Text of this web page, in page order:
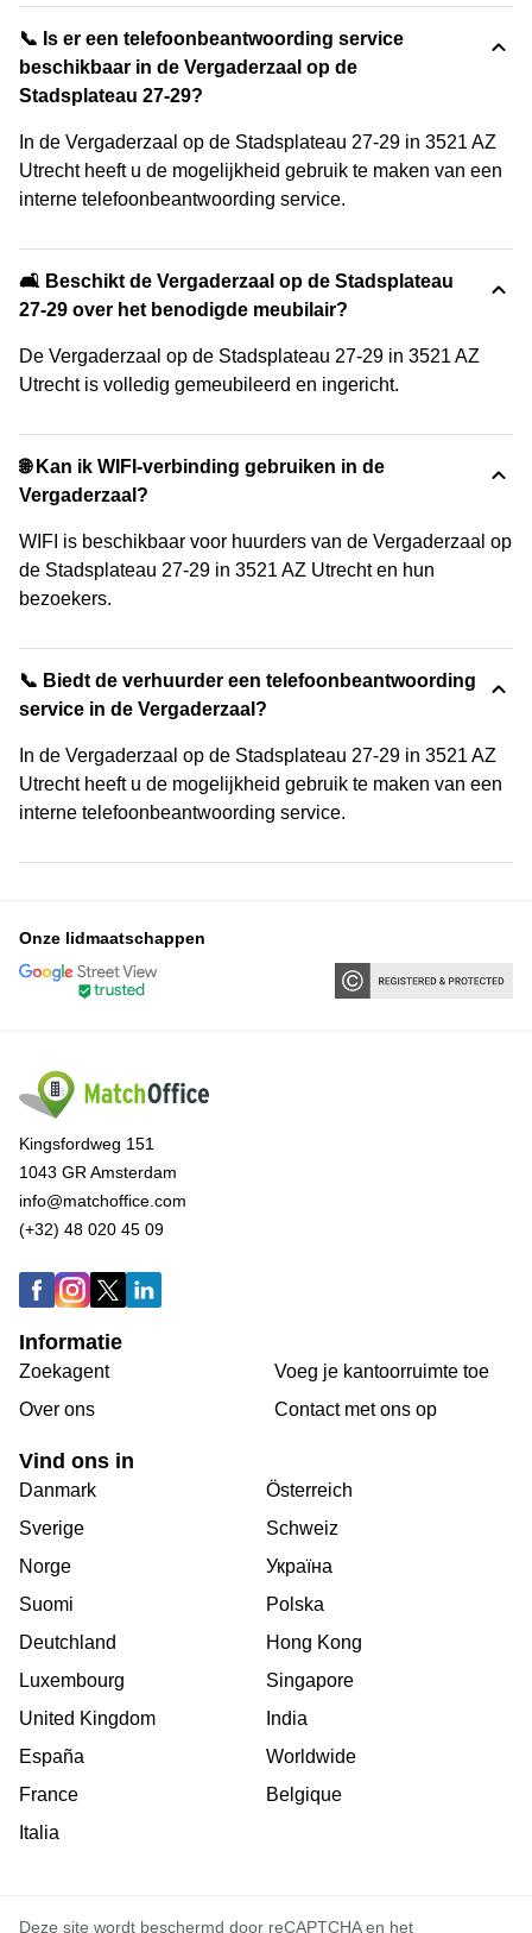
📞 Is er een telefoonbeantwoording service
beschikbaar in de Vergaderzaal op de
Stadsplateau 27-29?
In de Vergaderzaal op de Stadsplateau 27-29 in 3521 AZ
Utrecht heeft u de mogelijkheid gebruik te maken van een
interne telefoonbeantwoording service.
🛋️ Beschikt de Vergaderzaal op de Stadsplateau
27-29 over het benodigde meubilair?
De Vergaderzaal op de Stadsplateau 27-29 in 3521 AZ
Utrecht is volledig gemeubileerd en ingericht.
🌐 Kan ik WIFI-verbinding gebruiken in de
Vergaderzaal?
WIFI is beschikbaar voor huurders van de Vergaderzaal op
de Stadsplateau 27-29 in 3521 AZ Utrecht en hun
bezoekers.
📞 Biedt de verhuurder een telefoonbeantwoording
service in de Vergaderzaal?
In de Vergaderzaal op de Stadsplateau 27-29 in 3521 AZ
Utrecht heeft u de mogelijkheid gebruik te maken van een
interne telefoonbeantwoording service.
Onze lidmaatschappen
Kingsfordweg 151
1043 GR Amsterdam
info@matchoffice.com
(+32) 48 020 45 09
Informatie
Zoekagent
Over ons
Voeg je kantoorruimte toe
Сontact met ons op
Vind ons in
Danmark
Sverige
Norge
Suomi
Deutchland
Luxembourg
United Kingdom
España
France
Italia
Österreich
Schweiz
Україна
Polska
Hong Kong
Singapore
India
Worldwide
Belgique
Deze site wordt beschermd door reCAPTCHA en het